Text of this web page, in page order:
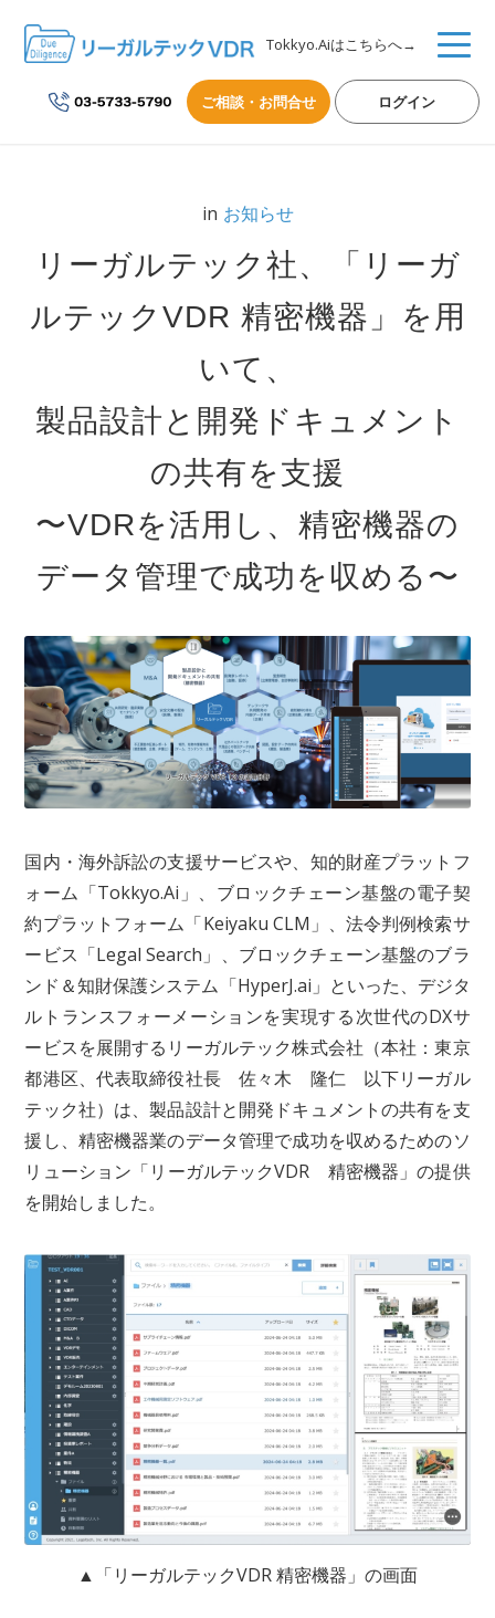
Tokkyo.Aiはこちらへ→
ご相談・お問合せ ログイン
in お知らせ
リーガルテック社、「リーガ
ルテックVDR 精密機器」を用
いて、
製品設計と開発ドキュメント
の共有を支援
〜VDRを活用し、精密機器の
データ管理で成功を収める〜
国内・海外訴訟の支援サービスや、知的財産プラットフ
ォーム「Tokkyo.Ai」、ブロックチェーン基盤の電子契
約プラットフォーム「Keiyaku CLM」、法令判例検索サ
ービス「Legal Search」、ブロックチェーン基盤のブラ
ンド＆知財保護システム「HyperJ.ai」といった、デジタ
ルトランスフォーメーションを実現する次世代のDXサ
ービスを展開するリーガルテック株式会社（本社：東京
都港区、代表取締役社長 佐々木 隆仁 以下リーガル
テック社）は、製品設計と開発ドキュメントの共有を支
援し、精密機器業のデータ管理で成功を収めるためのソ
リューション「リーガルテックVDR 精密機器」の提供
を開始しました。
▲「リーガルテックVDR 精密機器」の画面